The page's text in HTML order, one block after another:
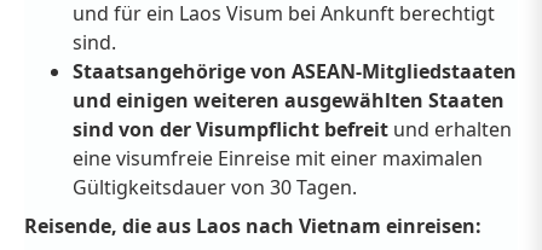
und für ein Laos Visum bei Ankunft berechtigt
sind.
Staatsangehörige von ASEAN-Mitgliedstaaten
und einigen weiteren ausgewählten Staaten
sind von der Visumpflicht befreit und erhalten
eine visumfreie Einreise mit einer maximalen
Gültigkeitsdauer von 30 Tagen.
Reisende, die aus Laos nach Vietnam einreisen: